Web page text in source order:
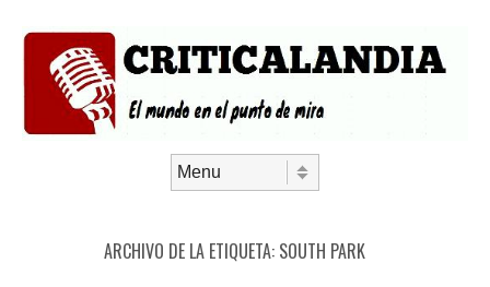
ARCHIVO DE LA ETIQUETA: SOUTH PARK